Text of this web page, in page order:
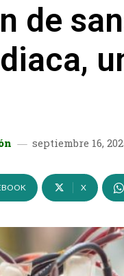
de
septiembre 16,
X